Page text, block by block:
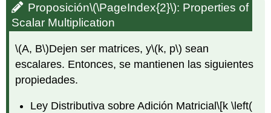
Proposición\(\PageIndex{2}\): Properties of
Scalar Multiplication
\(A, B\)Dejen ser matrices, y\(k, p\) sean
escalares. Entonces, se mantienen las siguientes
propiedades.
Ley Distributiva sobre Adición Matricial\[k \left(